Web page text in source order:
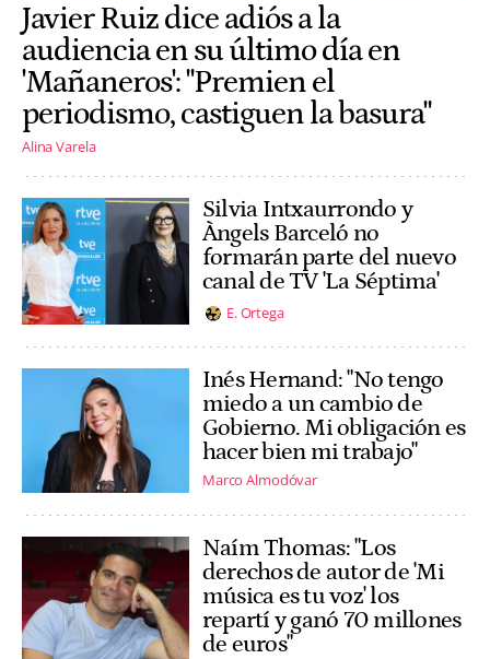
Javier Ruiz dice adiós a la
audiencia en su último día en
'Mañaneros': "Premien el
periodismo, castiguen la basura"
Alina Varela
Silvia Intxaurrondo y
Àngels Barceló no
formarán parte del nuevo
canal de TV 'La Séptima'
E. Ortega
Inés Hernand: "No tengo
miedo a un cambio de
Gobierno. Mi obligación es
hacer bien mi trabajo"
Marco Almodóvar
Naím Thomas: "Los
derechos de autor de 'Mi
música es tu voz' los
repartí y ganó 70 millones
de euros"